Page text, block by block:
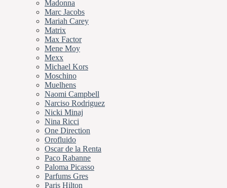
Madonna
Marc Jacobs
Mariah Carey
Matrix
Max Factor
Mene Moy
Mexx
Michael Kors
Moschino
Muelhens
Naomi Campbell
Narciso Rodriguez
Nicki Minaj
Nina Ricci
One Direction
Orofluido
Oscar de la Renta
Paco Rabanne
Paloma Picasso
Parfums Gres
Paris Hilton